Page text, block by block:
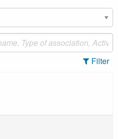
Filter